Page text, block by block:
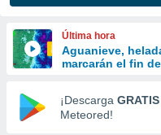
y
forma
digital
basada
Última hora
Aguanieve,
marcarán el fin
¡Descarga GRATIS
Meteored!